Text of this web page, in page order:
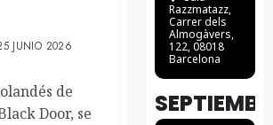
JUNIO 2026
de
Door, se
Razzmatazz,
Carrer dels
Almogàvers,
122, 08018
Barcelona